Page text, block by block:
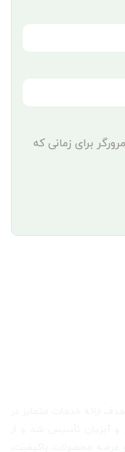
برای زمانی که